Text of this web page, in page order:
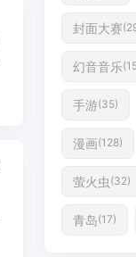
封面大赛
幻音音乐
手游(35)
漫画(128)
萤火虫 (32)
青岛(17)